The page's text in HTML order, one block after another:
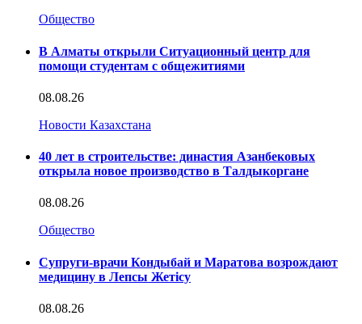
Общество
В Алматы открыли Ситуационный центр для
помощи студентам с общежитиями
08.08.26
Новости Казахстана
40 лет в строительстве: династия Азанбековых
открыла новое производство в Талдыкоргане
08.08.26
Общество
Супруги-врачи Кондыбай и Маратова возрождают
медицину в Лепсы Жетісу
08.08.26